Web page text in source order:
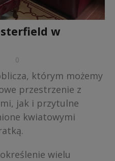
w
0
którym możemy
przestrzenie z
jak i przytulne
kwiatowymi
wielu